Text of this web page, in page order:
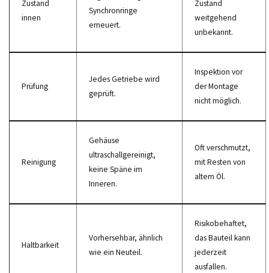
Zustand
innen
Synchronringe
erneuert.
Zustand
weitgehend
unbekannt.
Prüfung
Jedes Getriebe wird
geprüft.
Inspektion vor
der Montage
nicht möglich.
Reinigung
Gehäuse
ultraschallgereinigt,
keine Späne im
Inneren.
Oft verschmutzt,
mit Resten von
altem Öl.
Haltbarkeit
Vorhersehbar, ähnlich
wie ein Neuteil.
Risikobehaftet,
das Bauteil kann
jederzeit
ausfallen.